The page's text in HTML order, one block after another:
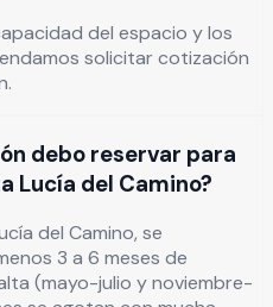
del espacio y los
solicitar cotización
debo reservar para
Lucía del Camino?
del Camino, se
3 a 6 meses de
(mayo-julio y noviembre-